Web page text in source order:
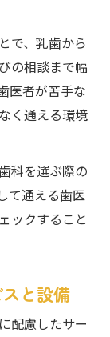
で、乳歯から
の相談まで幅
医者が苦手な
く通える環境
科を選ぶ際の
て通える歯医
ックすること
と設備
配慮したサー